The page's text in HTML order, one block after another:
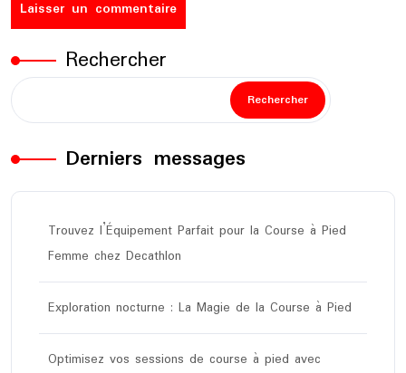
Rechercher
Rechercher
Derniers messages
Trouvez l’Équipement Parfait pour la Course à Pied
Femme chez Decathlon
Exploration nocturne : La Magie de la Course à Pied
Optimisez vos sessions de course à pied avec